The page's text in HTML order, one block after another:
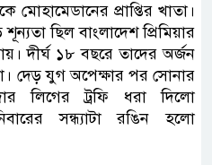
প্রাপ্তির খাতা।
ছিল বাংলাদেশ প্রিমিয়ার
দীর্ঘ ১৮ বছরে তাদের অর্জন
দেড় যুগ অপেক্ষার পর সোনার
লিগের ট্রফি ধরা দিলো
সন্ধ্যাটা রঙিন হলো